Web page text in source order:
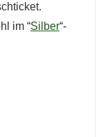
im “Silber“-